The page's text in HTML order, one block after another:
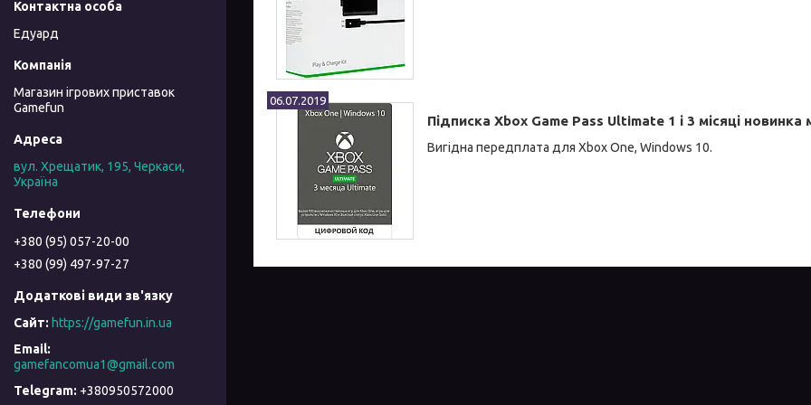
06.07.2019
Підписка Xbox Game Pass Ultimate 1 і 3 місяці новинка
Вигідна передплата для Xbox One, Windows 10.
Едуард
Магазин ігрових приставок
Gamefun
вул. Хрещатик, 195, Черкаси,
Україна
+380 (95) 057-20-00
+380 (99) 497-97-27
https://gamefun.in.ua
gamefancomua1@gmail.com
+380950572000